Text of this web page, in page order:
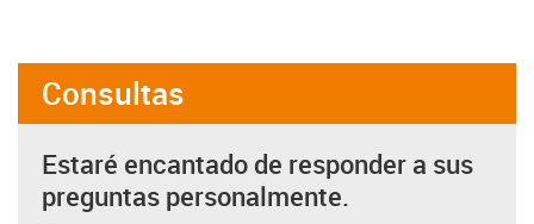
Consultas
Estaré encantado de responder a sus
preguntas personalmente.